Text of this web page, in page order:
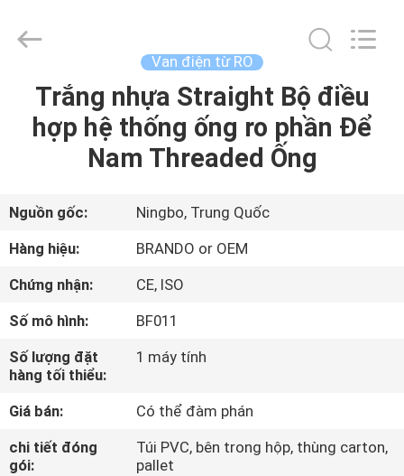
NHÀ
VỀ
CHÚNG
CHUYẾN
THAM
QUAN
NHÀ
Brando
Hardware
Van điện từ RO
Trắng nhựa Straight Bộ điều
hợp hệ thống ống ro phần Để
Nam Threaded Ống
Nguồn gốc:
Ningbo, Trung Quốc
Hàng hiệu:
BRANDO or OEM
Chứng nhận:
CE, ISO
Số mô hình:
BF011
Số lượng đặt
hàng tối thiểu:
1 máy tính
Giá bán:
Có thể đàm phán
chi tiết đóng
gói:
Túi PVC, bên trong hộp, thùng carton,
pallet